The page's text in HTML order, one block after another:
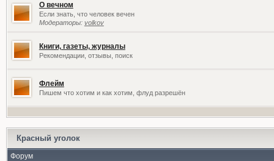
О вечном
Если знать, что человек вечен
Модераторы: volkov
Книги, газеты, журналы
Рекомендации, отзывы, поиск
Флейм
Пишем что хотим и как хотим, флуд разрешён
Красный уголок
Форум